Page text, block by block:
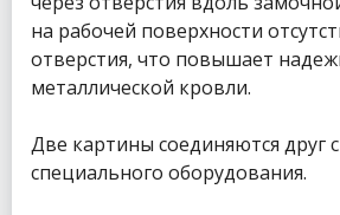
на рабочей поверхности
отверстия, что повышает
металлической кровли.
Две картины соединяются друг
специального оборудования.